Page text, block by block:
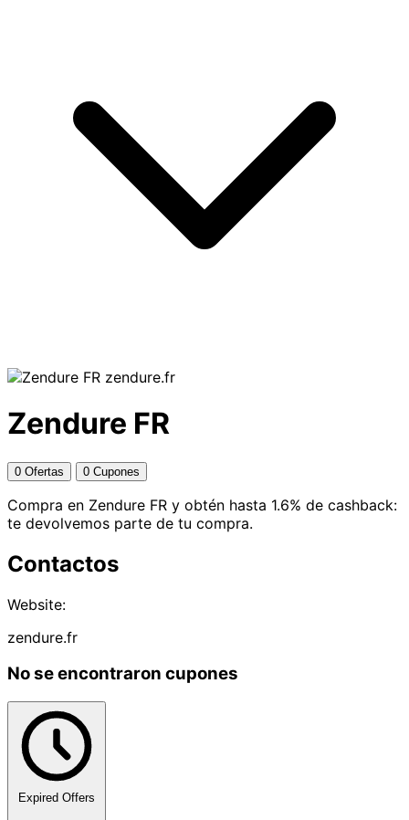
zendure.fr
Zendure FR
0 Ofertas 0 Cupones
Compra en Zendure FR y obtén hasta 1.6% de cashback:
te devolvemos parte de tu compra.
Contactos
Website:
zendure.fr
No se encontraron cupones
Expired Offers